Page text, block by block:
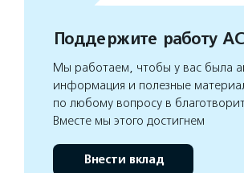
Поддержите работу
Мы работаем, чтобы у вас была
информация и полезные
по любому вопросу в
Вместе мы этого достигнем
Внести вклад